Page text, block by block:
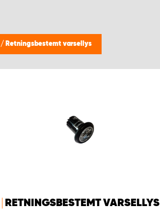
/ Retningsbestemt varsellys
RETNINGSBESTEMT VARSELLYS